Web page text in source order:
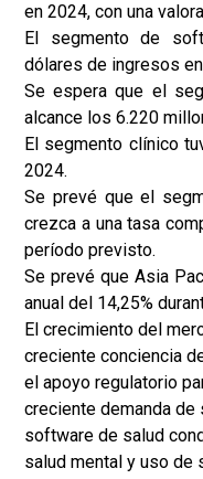
en 2024, con una
El segmento de
dólares de ingresos
Se espera que el
alcance los 6.220
El segmento clínico
2024.
Se prevé que el
crezca a una tasa
período previsto.
Se prevé que Asia
anual del 14,25%
El crecimiento del
creciente conciencia
el apoyo regulatorio
creciente demanda
software de salud
salud mental y uso de